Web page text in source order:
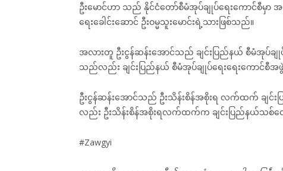
ဦးမောင်ဟာ သည် နိုင်ငံတော်စီမံအုပ်ချုပ်ရေးကောင်စီမှာ အ
ရေးခေါင်းဆောင် ဦးဝမ္မသူးမောင်းရဲ့သားဖြစ်သည်။
အလားတူ ဦးငွန်ဆန်းအောင်သည် ချင်းပြည်နယ် စီမံအုပ်ချုပ်
သည်လည်း ချင်းပြည်နယ် စီမံအုပ်ချုပ်ရေးရေးကောင်စီအ
ဦးငွန်ဆန်းအောင်သည် ဦးသိန်းစိန်အစိုးရ လက်ထက် ချင်းပ
လည်း ဦးသိန်းစိန်အစိုးရလက်ထက်က ချင်းပြည်နယ်သစ်တ
#Zawgyi